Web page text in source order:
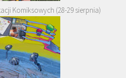
Komiksowych (28-29 sierpnia)